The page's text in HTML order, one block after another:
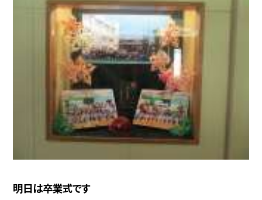
明日は卒業式です